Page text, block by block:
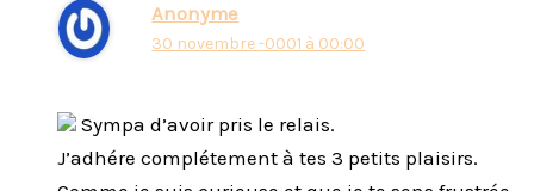
Anonyme
30 novembre -0001 à 00:00
Sympa d’avoir pris le relais.
J’adhére complétement à tes 3 petits plaisirs.